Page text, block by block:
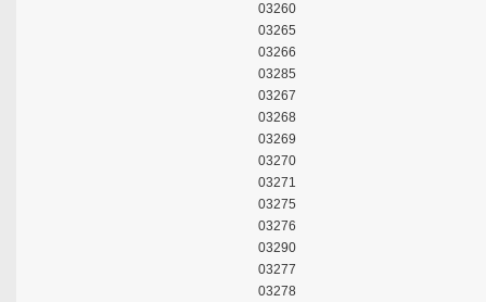
03260
03265
03266
03285
03267
03268
03269
03270
03271
03275
03276
03290
03277
03278